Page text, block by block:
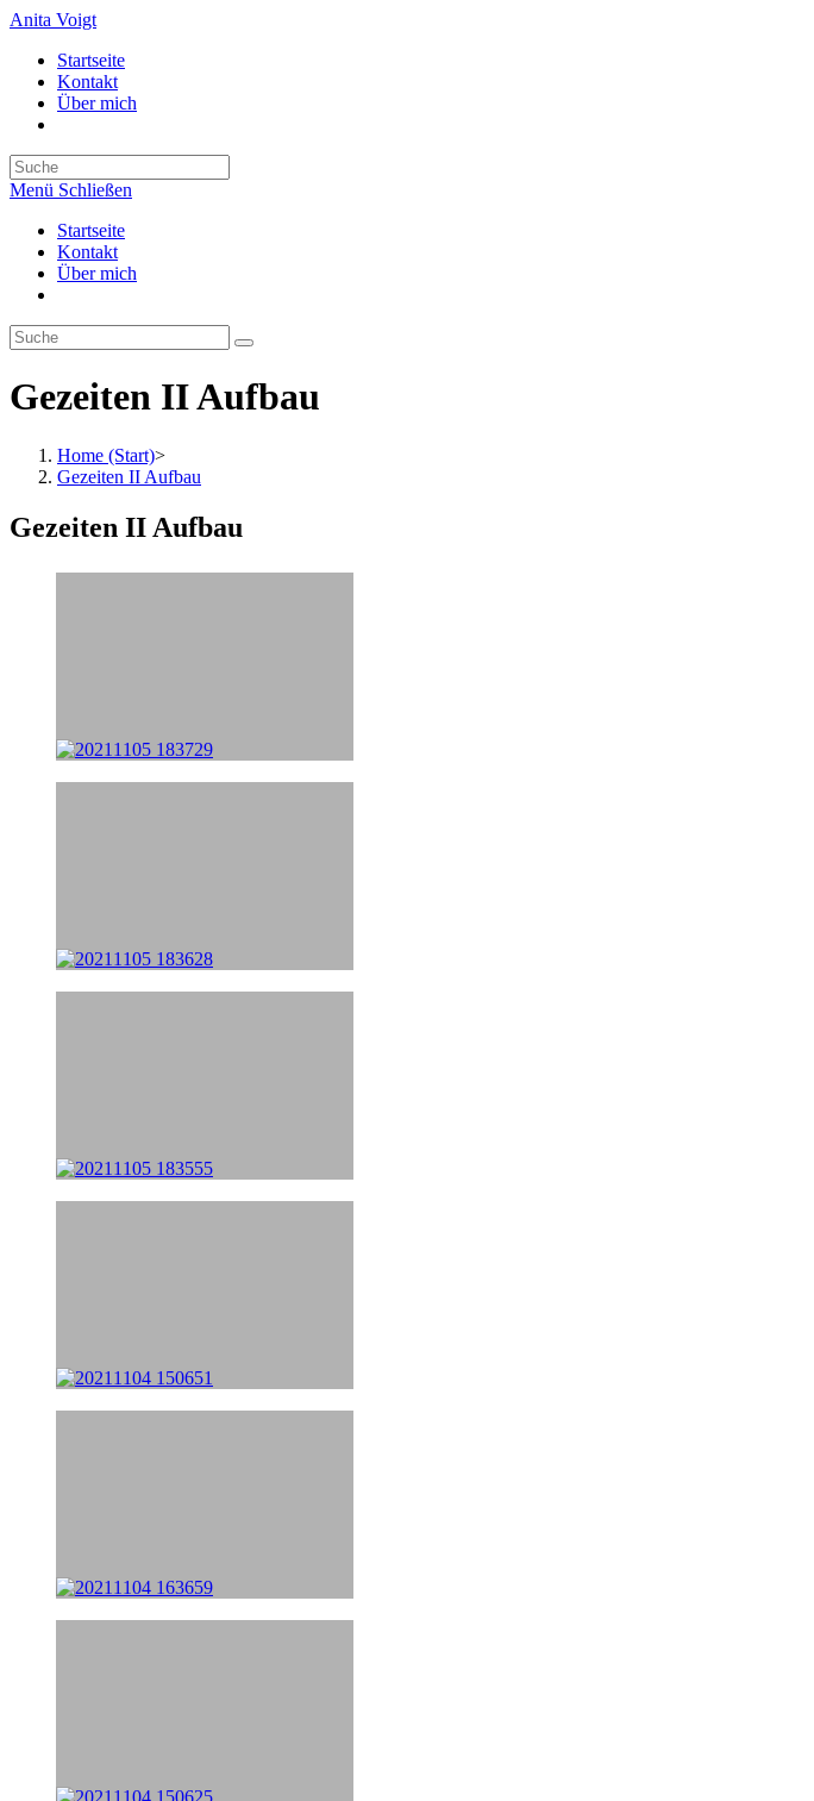
Zum
springen
Anita Voigt
Startseite
Kontakt
Über mich
Suche
nach:
Menü Schließen
Startseite
Kontakt
Über mich
Gezeiten II Aufbau
Home (Start)>
Gezeiten II Aufbau
Gezeiten II Aufbau